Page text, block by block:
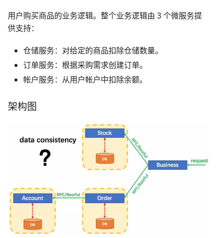
用户购买商品的业务逻辑。整个业务逻辑由 3 个微服务提
供支持：
仓储服务：对给定的商品扣除仓储数量。
订单服务：根据采购需求创建订单。
帐户服务：从用户帐户中扣除余额。
架构图